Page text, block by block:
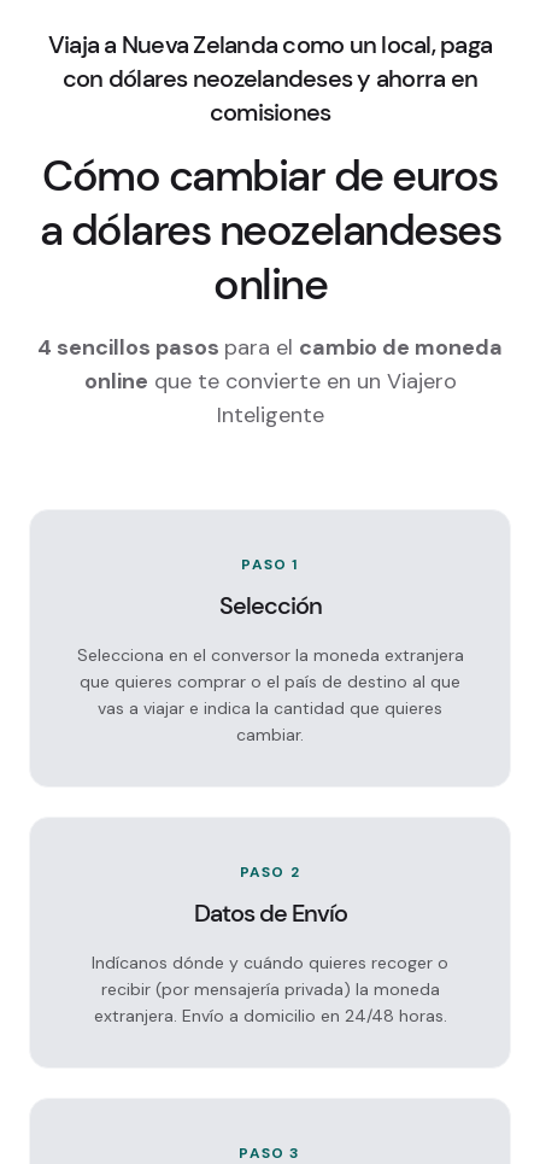
Viaja a Nueva Zelanda como un local, paga
con dólares neozelandeses y ahorra en
comisiones
Cómo cambiar de euros
a dólares neozelandeses
online
4 sencillos pasos para el cambio de moneda
online que te convierte en un Viajero
Inteligente
PASO 1
Selección
Selecciona en el conversor la moneda extranjera
que quieres comprar o el país de destino al que
vas a viajar e indica la cantidad que quieres
cambiar.
PASO 2
Datos de Envío
Indícanos dónde y cuándo quieres recoger o
recibir (por mensajería privada) la moneda
extranjera. Envío a domicilio en 24/48 horas.
PASO 3